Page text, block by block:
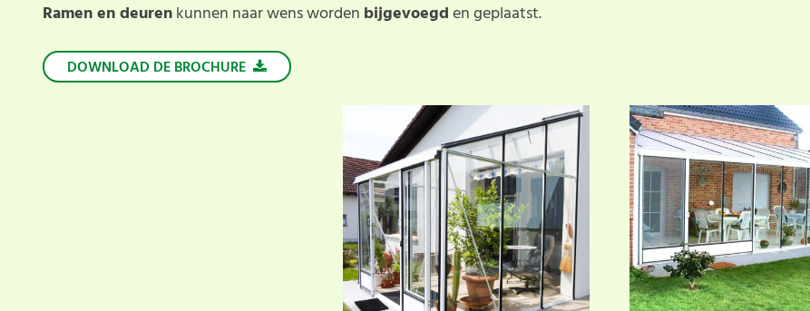
Ramen en deurenkunnen naar wens worden bijgevoegden geplaatst.
DOWNLOAD DE BROCHURE